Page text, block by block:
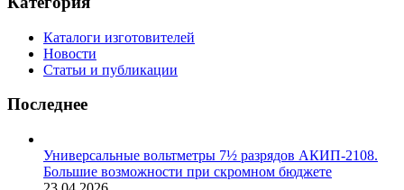
Каталоги изготовителей
Новости
Статьи и публикации
Последнее
Универсальные вольтметры 7½ разрядов АКИП-2108.
Большие возможности при скромном бюджете